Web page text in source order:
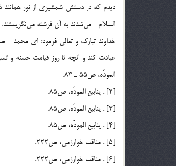
دیدم كه در دستش شمشیری از نور همانند
السلام ـ می‌شدند به آن فرشته
خداوند تبارك و تعالی فرمود: ای محمد ـ
المودّه، ص55 ـ 83.
[2] . ینابیع المودّه، ص85.
[3] . ینابیع المودّه، ص85.
[4] . ینابیع المودّه، ص85.
[5] . مناقب خوارزمی، ص222.
[6] . مناقب خوارزمی، ص222.